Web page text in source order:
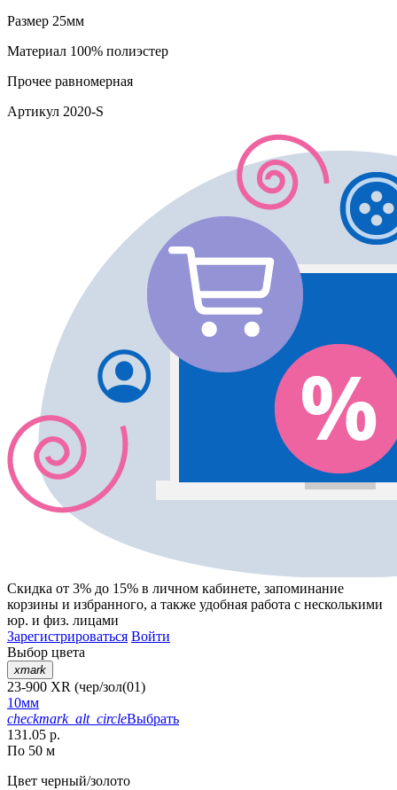
Размер 25мм
Материал 100% полиэстер
Прочее равномерная
Артикул 2020-S
Скидка от 3% до 15% в личном кабинете, запоминание
корзины и избранного, а также удобная работа с несколькими
юр. и физ. лицами
Зарегистрироваться Войти
Выбор цвета
xmark
23-900 XR (чер/зол(01)
10мм
checkmark_alt_circleВыбрать
131.05 р.
По 50 м
Цвет черный/золото